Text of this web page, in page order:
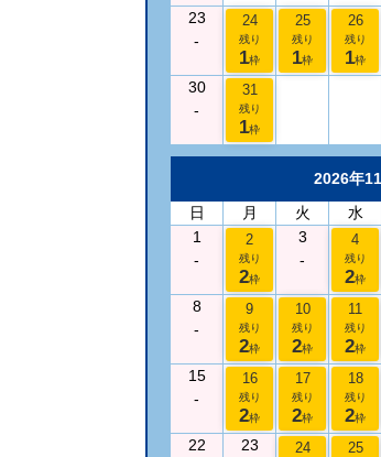
23
-
24
残り
1枠
25
残り
1枠
26
残り
1枠
30
-
31
残り
1枠
2026年
日
月 火 水
1
-
2
残り
2枠
3
-
4
残り
2枠
8
-
9
残り
2枠
10
残り
2枠
11
残り
2枠
15
-
16
残り
2枠
17
残り
2枠
18
残り
2枠
22
23
24 25